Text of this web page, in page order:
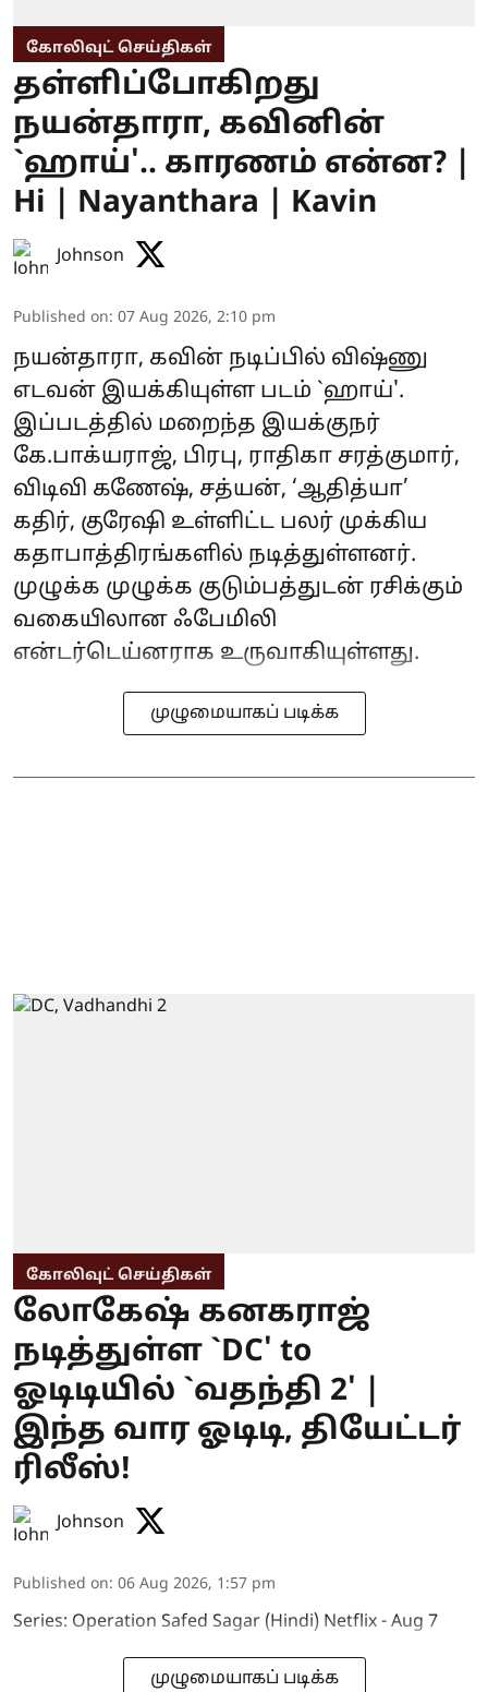
கோலிவுட் செய்திகள்
தள்ளிப்போகிறது
நயன்தாரா, கவினின்
`ஹாய்'.. காரணம் என்ன? |
Hi | Nayanthara | Kavin
Johnson
Published on: 07 Aug 2026, 2:10 pm
நயன்தாரா, கவின் நடிப்பில் விஷ்ணு
எடவன் இயக்கியுள்ள படம் `ஹாய்'.
இப்படத்தில் மறைந்த இயக்குநர்
கே.பாக்யராஜ், பிரபு, ராதிகா சரத்குமார்,
விடிவி கணேஷ், சத்யன், ‘ஆதித்யா’
கதிர், குரேஷி உள்ளிட்ட பலர் முக்கிய
கதாபாத்திரங்களில் நடித்துள்ளனர்.
முழுக்க முழுக்க குடும்பத்துடன் ரசிக்கும்
வகையிலான ஃபேமிலி
என்டர்டெய்னராக உருவாகியுள்ளது.
முழுமையாகப் படிக்க
கோலிவுட் செய்திகள்
லோகேஷ் கனகராஜ்
நடித்துள்ள `DC' to
ஓடிடியில் `வதந்தி 2' |
இந்த வார ஓடிடி, தியேட்டர்
ரிலீஸ்!
Johnson
Published on: 06 Aug 2026, 1:57 pm
Series: Operation Safed Sagar (Hindi) Netflix - Aug 7
முழுமையாகப் படிக்க